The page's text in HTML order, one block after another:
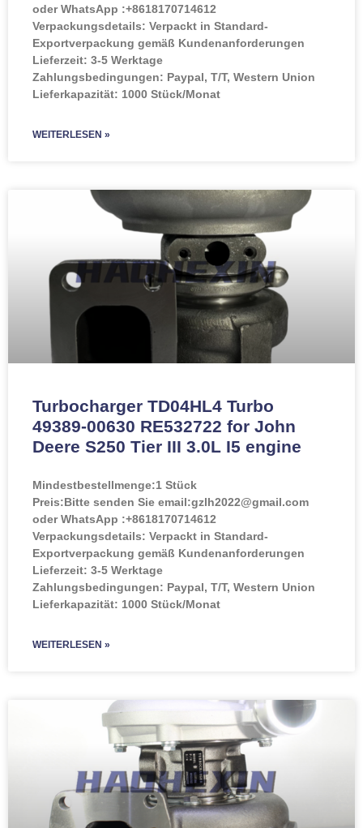
oder WhatsApp :+8618170714612
Verpackungsdetails: Verpackt in Standard-
Exportverpackung gemäß Kundenanforderungen
Lieferzeit: 3-5 Werktage
Zahlungsbedingungen: Paypal, T/T, Western Union
Lieferkapazität: 1000 Stück/Monat
WEITERLESEN »
Turbocharger TD04HL4 Turbo
49389-00630 RE532722 for John
Deere S250 Tier III 3.0L I5 engine
Mindestbestellmenge:1 Stück
Preis:Bitte senden Sie email:gzlh2022@gmail.com
oder WhatsApp :+8618170714612
Verpackungsdetails: Verpackt in Standard-
Exportverpackung gemäß Kundenanforderungen
Lieferzeit: 3-5 Werktage
Zahlungsbedingungen: Paypal, T/T, Western Union
Lieferkapazität: 1000 Stück/Monat
WEITERLESEN »